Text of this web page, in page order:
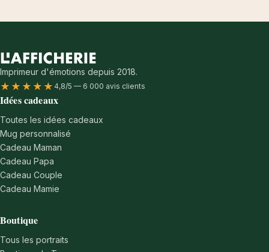
Imprimeur d'émotions depuis 2018.
★★★★★ 4,8/5 — 6 000 avis clients
Idées cadeaux
Toutes les idées cadeaux
Mug personnalisé
Cadeau Maman
Cadeau Papa
Cadeau Couple
Cadeau Mamie
Boutique
Tous les portraits